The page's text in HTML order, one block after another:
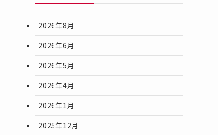
2026年8月
2026年6月
2026年5月
2026年4月
2026年1月
2025年12月